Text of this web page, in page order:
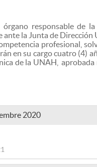
responsable de
la Junta de
profesional,
en su cargo cuatro (4)
de la UNAH,
2020